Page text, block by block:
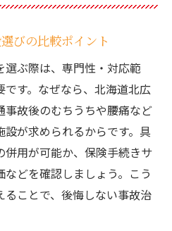
びの比較ポイント
ぶ際は、専門性・対応範
す。なぜなら、北海道北広
故後のむちうちや腰痛など
が求められるからです。具
用が可能か、保険手続きサ
どを確認しましょう。こう
ることで、後悔しない事故治